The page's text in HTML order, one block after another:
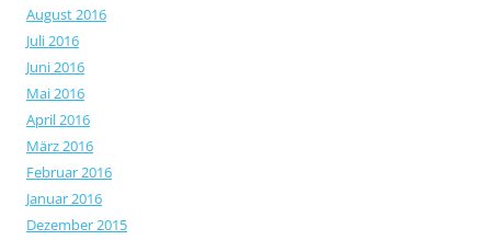
August 2016
Juli 2016
Juni 2016
Mai 2016
April 2016
März 2016
Februar 2016
Januar 2016
Dezember 2015